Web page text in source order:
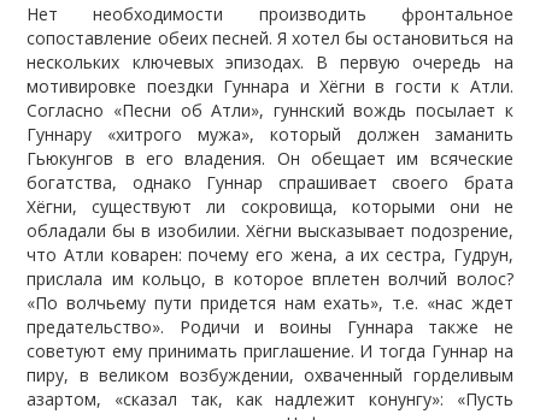
Нет необходимости производить фронтальное
сопоставление обеих песней. Я хотел бы остановиться на
нескольких ключевых эпизодах. В первую очередь на
мотивировке поездки Гуннара и Хёгни в гости к Атли.
Согласно «Песни об Атли», гуннский вождь посылает к
Гуннару «хитрого мужа», который должен заманить
Гьюкунгов в его владения. Он обещает им всяческие
богатства, однако Гуннар спрашивает своего брата
Хёгни, существуют ли сокровища, которыми они не
обладали бы в изобилии. Хёгни высказывает подозрение,
что Атли коварен: почему его жена, а их сестра, Гудрун,
прислала им кольцо, в которое вплетен волчий волос?
«По волчьему пути придется нам ехать», т.е. «нас ждет
предательство». Родичи и воины Гуннара также не
советуют ему принимать приглашение. И тогда Гуннар на
пиру, в великом возбуждении, охваченный горделивым
азартом, «сказал так, как надлежит конунгу»: «Пусть